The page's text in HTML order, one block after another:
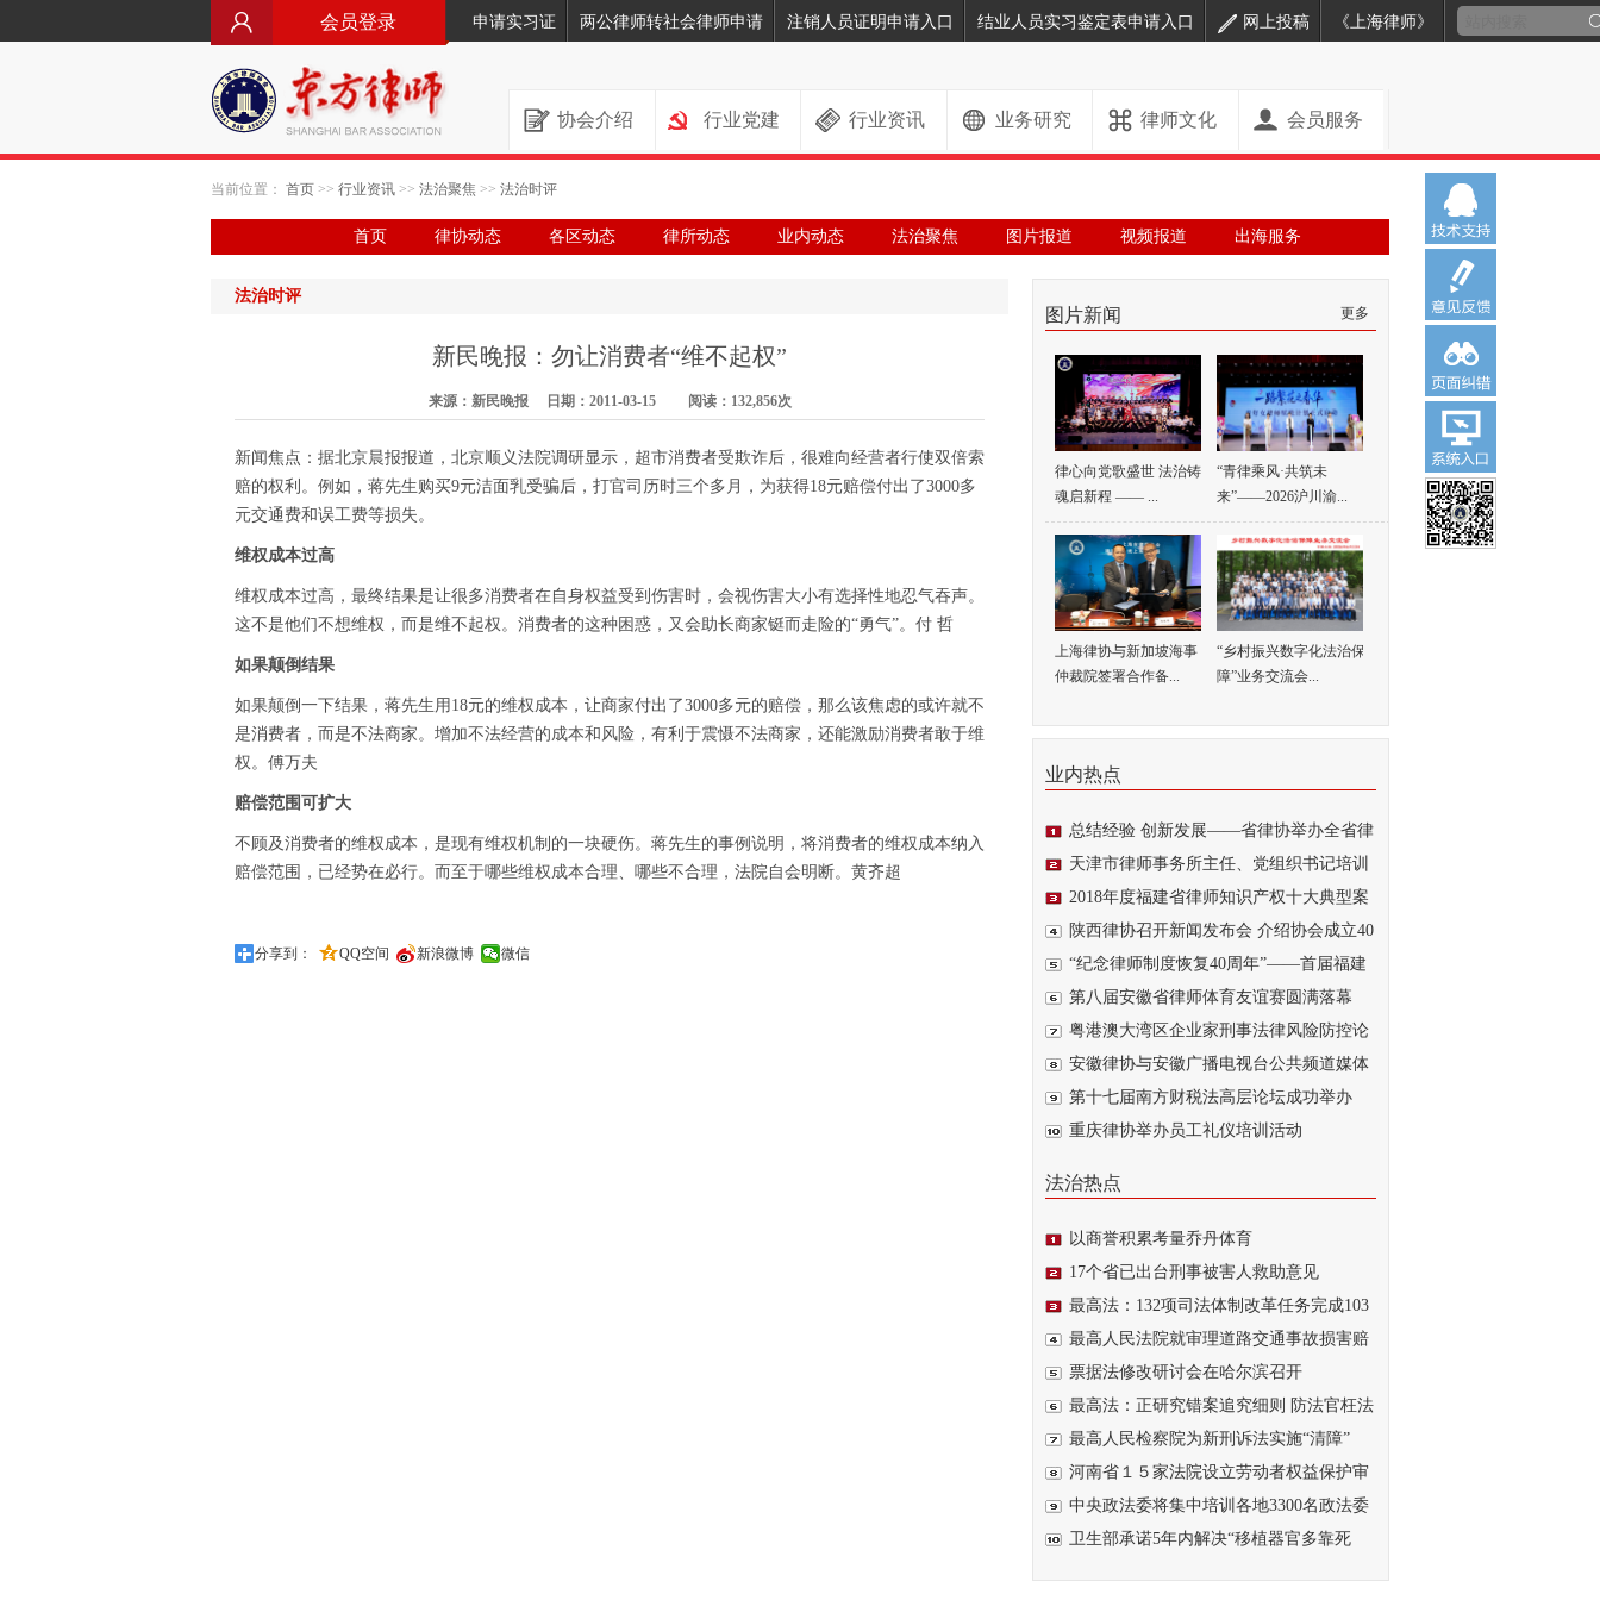
会员登录 申请实习证 两公律师转社会律师申请 注销人员证明申请入口 结业人员实习鉴定表申请入口 网上投稿 《上海律师》
协会介绍 行业党建 行业资讯 业务研究 律师文化 会员服务
当前位置： 首页 >> 行业资讯 >> 法治聚焦 >> 法治时评
首页 律协动态 各区动态 律所动态 业内动态 法治聚焦 图片报道 视频报道 出海服务
法治时评
新民晚报：勿让消费者“维不起权”
来源：新民晚报 日期：2011-03-15 阅读：132,856次
新闻焦点：据北京晨报报道，北京顺义法院调研显示，超市消费者受欺诈后，很难向经营者行使双倍索
赔的权利。例如，蒋先生购买9元洁面乳受骗后，打官司历时三个多月，为获得18元赔偿付出了3000多
元交通费和误工费等损失。
维权成本过高
维权成本过高，最终结果是让很多消费者在自身权益受到伤害时，会视伤害大小有选择性地忍气吞声。
这不是他们不想维权，而是维不起权。消费者的这种困惑，又会助长商家铤而走险的“勇气”。付 哲
如果颠倒结果
如果颠倒一下结果，蒋先生用18元的维权成本，让商家付出了3000多元的赔偿，那么该焦虑的或许就不
是消费者，而是不法商家。增加不法经营的成本和风险，有利于震慑不法商家，还能激励消费者敢于维
权。傅万夫
赔偿范围可扩大
不顾及消费者的维权成本，是现有维权机制的一块硬伤。蒋先生的事例说明，将消费者的维权成本纳入
赔偿范围，已经势在必行。而至于哪些维权成本合理、哪些不合理，法院自会明断。黄齐超
分享到： QQ空间 新浪微博 微信
图片新闻 更多
律心向党歌盛世 法治铸
魂启新程 —— ...
“青律乘风·共筑未
来”——2026沪川渝...
上海律协与新加坡海事
仲裁院签署合作备...
“乡村振兴数字化法治保
障”业务交流会...
业内热点
总结经验 创新发展——省律协举办全省律
师...天津市律师事务所主任、党组织书记培训
会日...2018年度福建省律师知识产权十大典型案
例正...陕西律协召开新闻发布会 介绍协会成立40
周...“纪念律师制度恢复40周年”——首届福建
青...第八届安徽省律师体育友谊赛圆满落幕
粤港澳大湾区企业家刑事法律风险防控论
坛在...安徽律协与安徽广播电视台公共频道媒体
普法...第十七届南方财税法高层论坛成功举办
重庆律协举办员工礼仪培训活动
法治热点
以商誉积累考量乔丹体育
17个省已出台刑事被害人救助意见
最高法：132项司法体制改革任务完成103
项 最高人民法院就审理道路交通事故损害赔
偿案...票据法修改研讨会在哈尔滨召开
最高法：正研究错案追究细则 防法官枉法
裁...最高人民检察院为新刑诉法实施“清障”
河南省１５家法院设立劳动者权益保护审
判庭中央政法委将集中培训各地3300名政法委
书记卫生部承诺5年内解决“移植器官多靠死